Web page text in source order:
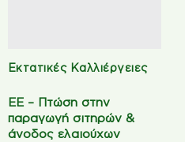
Εκτατικές Καλλιέργειες
ΕΕ – Πτώση στην
παραγωγή σιτηρών &
άνοδος ελαιούχων